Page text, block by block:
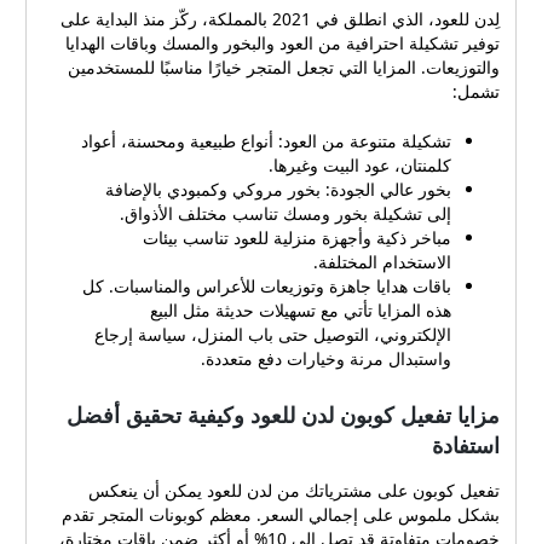
سهلة للحصول على توفير
فوري على سلتك الشرائية.
لماذا تختار لدن للعود وما الذي
يميّز منتجاته؟ لِدن للعود، الذي
ركّز منذ البداية على توفير
تشكيلة احترافية من العود
والبخور والمسك وباقات الهدايا
والتوزيعات. المزايا التي تجعل
المتجر خيارًا مناسبًا
للمستخدمين تشمل: تشكيلة
متنوعة من العود: أنواع طبيعية
ومحسنة، أعواد كلمنتان، عود
البيت وغيرها. بخور عالي
الجودة: بخور مروكي وكمبودي
بالإضافة إلى تشكيلة بخور
ومسك تناسب مختلف الأذواق.
مباخر ذكية وأجهزة منزلية
للعود تناسب بيئات الاستخدام
المختلفة. باقات هدايا جاهزة
وتوزيعات للأعراس
لِدن للعود، الذي انطلق في 2021 بالمملكة، ركّز منذ البداية على
توفير تشكيلة احترافية من العود والبخور والمسك وباقات الهدايا
والتوزيعات. المزايا التي تجعل المتجر خيارًا مناسبًا للمستخدمين
تشمل:
تشكيلة متنوعة من العود: أنواع طبيعية ومحسنة، أعواد
كلمنتان، عود البيت وغيرها.
بخور عالي الجودة: بخور مروكي وكمبودي بالإضافة
إلى تشكيلة بخور ومسك تناسب مختلف الأذواق.
مباخر ذكية وأجهزة منزلية للعود تناسب بيئات
الاستخدام المختلفة.
باقات هدايا جاهزة وتوزيعات للأعراس والمناسبات. كل
هذه المزايا تأتي مع تسهيلات حديثة مثل البيع
الإلكتروني، التوصيل حتى باب المنزل، سياسة إرجاع
واستبدال مرنة وخيارات دفع متعددة.
مزايا تفعيل كوبون لدن للعود وكيفية تحقيق أفضل
استفادة
تفعيل كوبون على مشترياتك من لدن للعود يمكن أن ينعكس
بشكل ملموس على إجمالي السعر. معظم كوبونات المتجر تقدم
خصومات متفاوتة قد تصل إلى 10% أو أكثر ضمن باقات مختارة،